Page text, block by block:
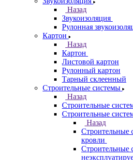
Назад
Звукоизоляция
Рулонная
Картон
Назад
Картон
Листовой картон
Рулонный картон
Тарный склеенный
Строительные системы
Назад
Строительные
Строительные
Назад
Строительные
кровли
Строительные